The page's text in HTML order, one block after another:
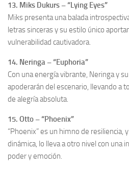
13. Miks Dukurs – “Lying Eyes”
Miks presenta una balada
letras sinceras y su estilo único
vulnerabilidad cautivadora.
14. Neringa – “Euphoria”
Con una energía vibrante, Neringa y
apoderarán del escenario, llevando a
de alegría absoluta.
15. Otto – “Phoenix”
“Phoenix” es un himno de resiliencia,
dinámica, lo lleva a otro nivel con una
poder y emoción.